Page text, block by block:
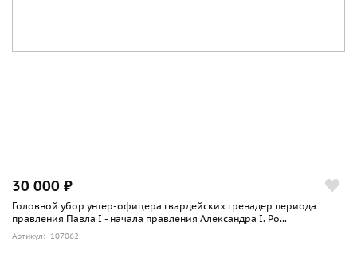
30 000 ₽
Головной убор унтер-офицера гвардейских гренадер периода
правления Павла I - начала правления Александра I. Ро...
Артикул: 107062